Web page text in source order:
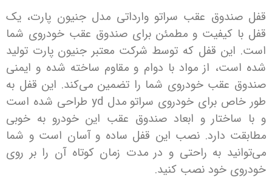
عقب سراتو وارداتی مدل جنیون پارت، یک
کیفیت و مطمئن برای صندوق عقب خودروی شما
قفل که توسط شرکت معتبر جنیون پارت تولید
از مواد با دوام و مقاوم ساخته شده و ایمنی
عقب خودروی شما را تضمین می‌کند. این قفل به
طور خاص برای خودروی سراتو مدل yd طراحی شده است
و ابعاد صندوق عقب این خودرو به خوبی
دارد. نصب این قفل ساده و آسان است و شما
به راحتی و در مدت زمان کوتاه آن را بر روی
خود نصب کنید.